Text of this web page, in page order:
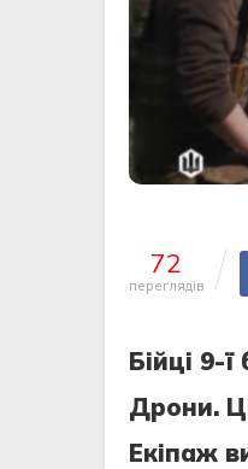
72
переглядів
Бійці 9-
Дрони.
Екіпаж